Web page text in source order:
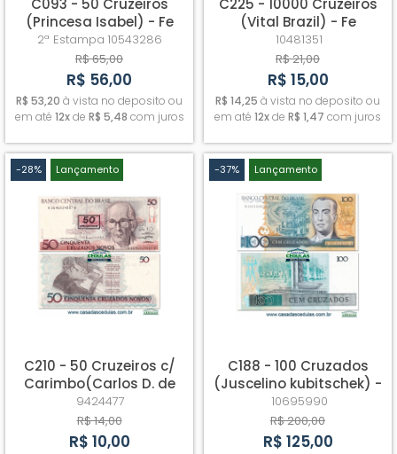
C093 - 50 Cruzeiros
(Princesa Isabel) - Fe
2ª Estampa 10543286
R$ 65,00
R$ 56,00
R$ 53,20 à vista no deposito ou
em até 12xde R$ 5,48 com juros
C225 - 10000 Cruzeiros
(Vital Brazil) - Fe
10481351
R$ 21,00
R$ 15,00
R$ 14,25 à vista no deposito ou
em até 12xde R$ 1,47 com juros
-28% Lançamento
C210 - 50 Cruzeiros c/
Carimbo(Carlos D. de
Andrade) - Fe
9424477
R$ 14,00
R$ 10,00
-37% Lançamento
C188 - 100 Cruzados
(Juscelino kubitschek) -
Fe - Escassa
10695990
R$ 200,00
R$ 125,00